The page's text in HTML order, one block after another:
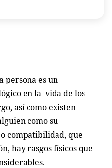
persona es un
en la vida de los
así como existen
como su
compatibilidad, que
hay rasgos físicos que